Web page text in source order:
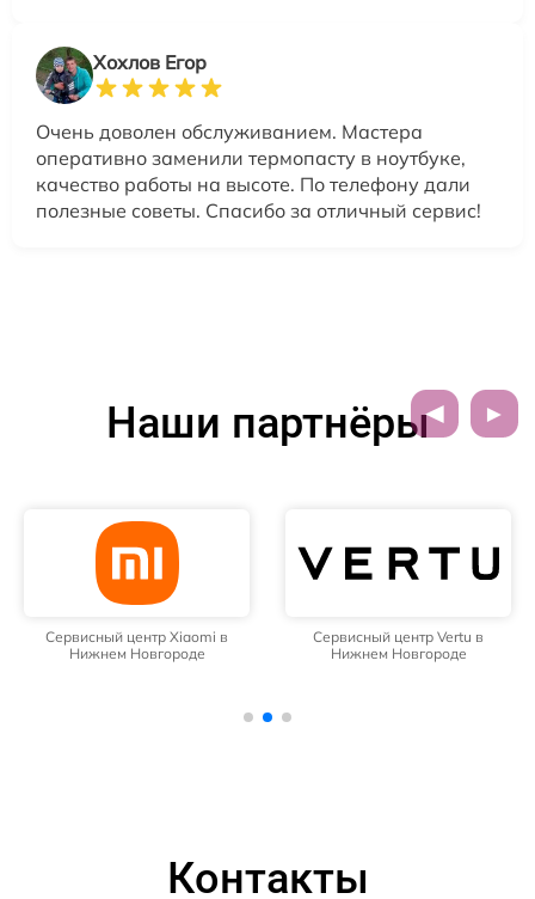
Хохлов Егор
Очень доволен обслуживанием. Мастера
оперативно заменили термопасту в ноутбуке,
качество работы на высоте. По телефону дали
полезные советы. Спасибо за отличный сервис!
Наши партнёры
Сервисный центр Xiaomi в
Нижнем Новгороде
Сервисный центр Vertu в
Нижнем Новгороде
Контакты